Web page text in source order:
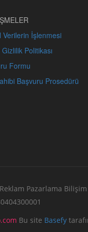
Verilerin İşlenmesi
Politikası
Formu
Başvuru Prosedürü
Pazarlama
Bu site Basefy